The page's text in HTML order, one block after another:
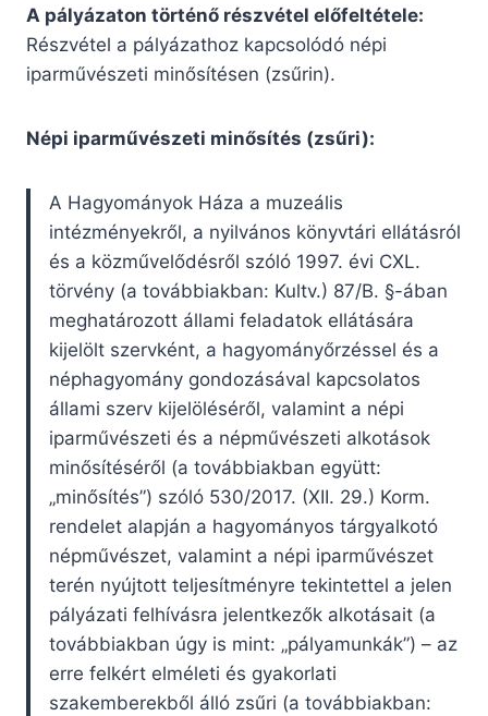
A pályázaton történő részvétel előfeltétele:
Részvétel a pályázathoz kapcsolódó népi
iparművészeti minősítésen (zsűrin).
Népi iparművészeti minősítés (zsűri):
A Hagyományok Háza a muzeális
intézményekről, a nyilvános könyvtári ellátásról
és a közművelődésről szóló 1997. évi CXL.
törvény (a továbbiakban: Kultv.) 87/B. §-ában
meghatározott állami feladatok ellátására
kijelölt szervként, a hagyományőrzéssel és a
néphagyomány gondozásával kapcsolatos
állami szerv kijelöléséről, valamint a népi
iparművészeti és a népművészeti alkotások
minősítéséről (a továbbiakban együtt:
„minősítés”) szóló 530/2017. (XII. 29.) Korm.
rendelet alapján a hagyományos tárgyalkotó
népművészet, valamint a népi iparművészet
terén nyújtott teljesítményre tekintettel a jelen
pályázati felhívásra jelentkezők alkotásait (a
továbbiakban úgy is mint: „pályamunkák”) – az
erre felkért elméleti és gyakorlati
szakemberekből álló zsűri (a továbbiakban: